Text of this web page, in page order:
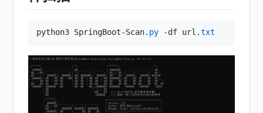
python3 SpringBoot-Scan.py -df url .txt